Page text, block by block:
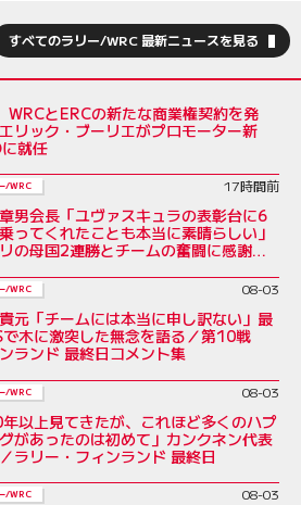
すべてのラリー/WRC 最新ニュースを見る
WRCとERCの新たな商業権契約を発
リック・ブーリエがプロモーター新
就任
/WRC 17時間前
男会長「ユヴァスキュラの表彰台に6
ってくれたことも本当に素晴らしい」
の母国2連勝とチームの奮闘に感謝を
/WRC 08-03
元「チームには本当に申し訳ない」最
で木に激突した無念を語る／第10戦
ランド 最終日コメント集
/WRC 08-03
年以上見てきたが、これほど多くのハプ
があったのは初めて」カンクネン代表
ラリー・フィンランド 最終日
/WRC 08-03